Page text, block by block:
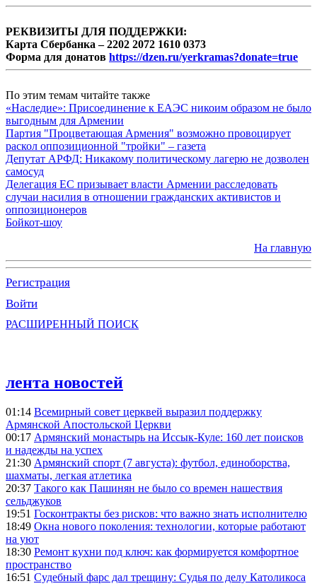
РЕКВИЗИТЫ ДЛЯ ПОДДЕРЖКИ:
Карта Сбербанка – 2202 2072 1610 0373
Форма для донатов https://dzen.ru/yerkramas?donate=true
По этим темам читайте также
«Наследие»: Присоединение к ЕАЭС никоим образом не было
выгодным для Армении
Партия "Процветающая Армения" возможно провоцирует
раскол оппозиционной "тройки" – газета
Депутат АРФД: Никакому политическому лагерю не дозволен
самосуд
Делегация ЕС призывает власти Армении расследовать
случаи насилия в отношении гражданских активистов и
оппозиционеров
Бойкот-шоу
На главную
Регистрация
Войти
РАСШИРЕННЫЙ ПОИСК
лента новостей
01:14 Всемирный совет церквей выразил поддержку
Армянской Апостольской Церкви
00:17 Армянский монастырь на Иссык-Куле: 160 лет поисков
и надежды на успех
21:30 Армянский спорт (7 августа): футбол, единоборства,
шахматы, легкая атлетика
20:37 Такого как Пашинян не было со времен нашествия
сельджуков
19:51 Госконтракты без рисков: что важно знать исполнителю
18:49 Окна нового поколения: технологии, которые работают
на уют
18:30 Ремонт кухни под ключ: как формируется комфортное
пространство
16:51 Судебный фарс дал трещину: Судья по делу Католикоса